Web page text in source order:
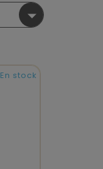

En stock